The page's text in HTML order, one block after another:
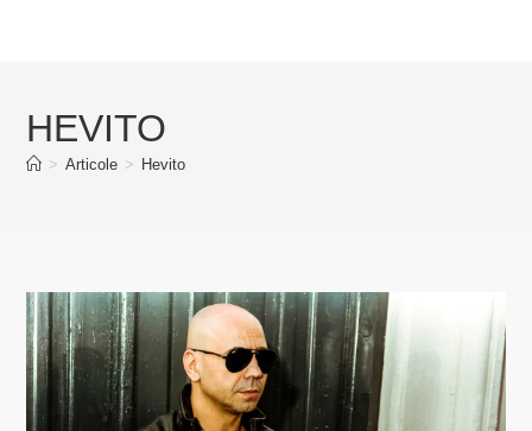
HEVITO
> Articole > Hevito